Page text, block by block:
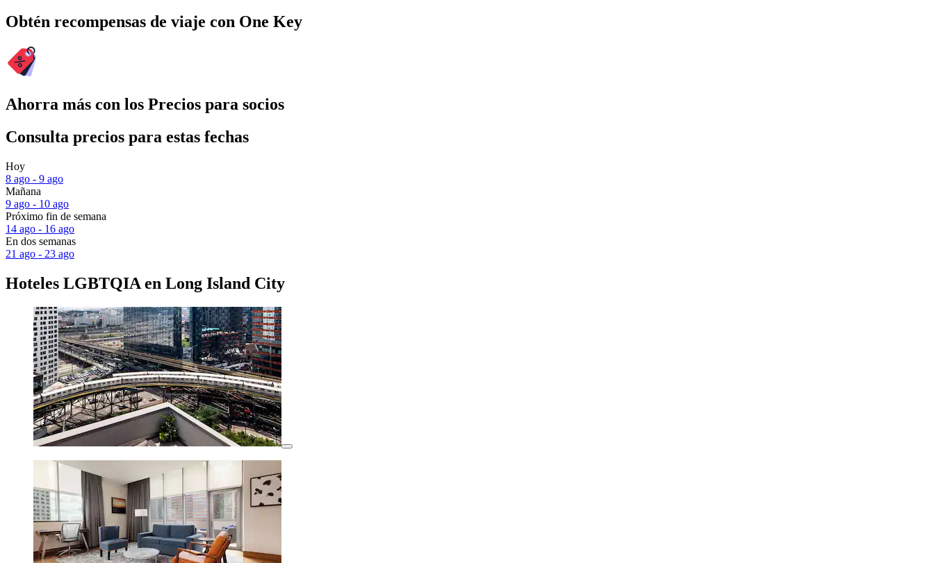
Obtén recompensas de viaje con One Key
Ahorra más con los Precios para socios
Consulta precios para estas fechas
Hoy
8 ago - 9 ago
Mañana
9 ago - 10 ago
Próximo fin de semana
14 ago - 16 ago
En dos semanas
21 ago - 23 ago
Hoteles LGBTQIA en Long Island City